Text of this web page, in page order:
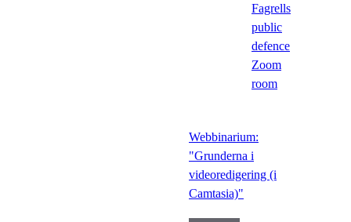
Fagrells
public
defence
Zoom
room
Webbinarium:
"Grunderna i
videoredigering (i
Camtasia)"